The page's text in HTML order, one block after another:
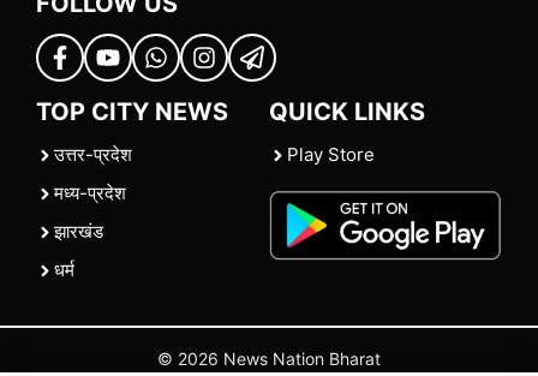
TOP CITY NEWS
उत्तर-प्रदेश
मध्य-प्रदेश
झारखंड
धर्म
QUICK LINKS
Play Store
© 2026 News Nation Bharat